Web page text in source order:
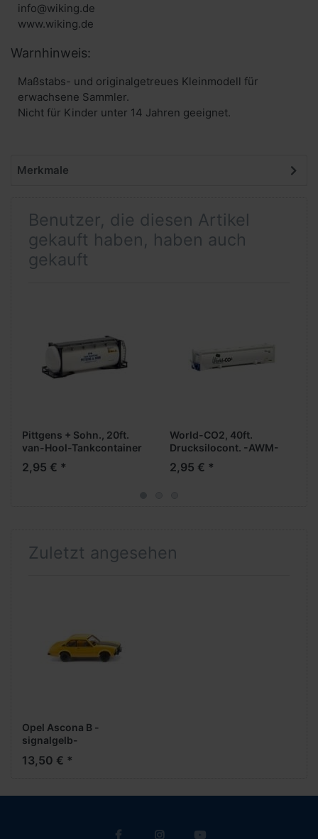
info@wiking.de
www.wiking.de
Warnhinweis:
Maßstabs- und originalgetreues Kleinmodell für
erwachsene Sammler.
Nicht für Kinder unter 14 Jahren geeignet.
Merkmale
Benutzer, die diesen Artikel
gekauft haben, haben auch
gekauft
Pittgens + Sohn., 20ft.
van-Hool-Tankcontainer
-AWM-
2,95 € *
World-CO2, 40ft.
Drucksilocont. -AWM-
2,95 € *
Zuletzt angesehen
Opel Ascona B -
signalgelb-
13,50 € *